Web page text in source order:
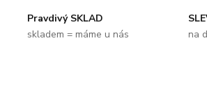
Pravdivý SKLAD
skladem = máme u nás
na